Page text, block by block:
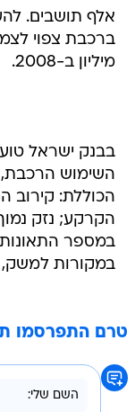
אלף תושבים.
מיליון ב-2008.
בבנק ישראל
השימוש הרכבת,
הכוללת: קירוב
הקרקע; נזק
במספר התאונות
במקורות למשק,
טרם התפרסמו